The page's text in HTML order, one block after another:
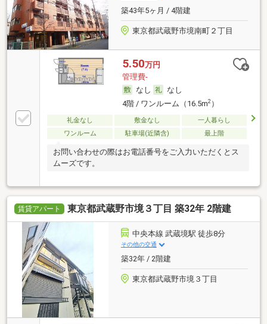
築43年5ヶ月 / 4階建
東京都武蔵野市境南町２丁目
5.50万円
管理費-
なし
なし
4階 / ワンルーム（16.5m2）
礼金なし 敷金なし
一人暮らし
ワンルーム
駐車場(近隣含) 最上階
お問い合わせの際はお電話番号をご入力いただくとス
ムーズです。
賃貸アパート 東京都武蔵野市境３丁目 築32年 2階建
中央本線 武蔵境駅 徒歩8分
その他の交通
築32年 / 2階建
東京都武蔵野市境３丁目